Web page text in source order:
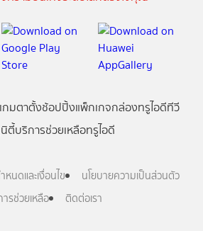
เกมตาตั้งช้อปปิ้งแพ็กเกจกล่องทรูไอดีทีวี
ตี้บริการช่วยเหลือทรูไอดี
หนดและเงื่อนไข
นโยบายความเป็นส่วนตัว
รช่วยเหลือ
ติดต่อเรา